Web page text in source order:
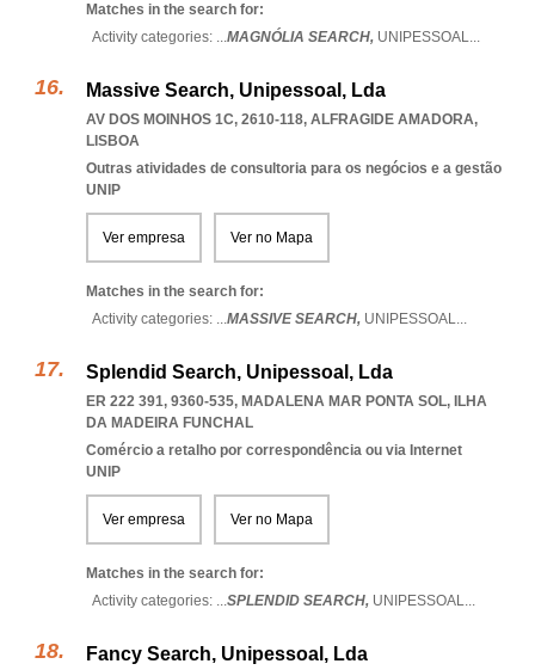
Matches in the search for:
Activity categories: ...MAGNÓLIA SEARCH, UNIPESSOAL...
Massive Search, Unipessoal, Lda
AV DOS MOINHOS 1C, 2610-118, ALFRAGIDE AMADORA,
LISBOA
Outras atividades de consultoria para os negócios e a gestão
UNIP
Ver empresa Ver no Mapa
Matches in the search for:
Activity categories: ...MASSIVE SEARCH, UNIPESSOAL...
Splendid Search, Unipessoal, Lda
ER 222 391, 9360-535, MADALENA MAR PONTA SOL, ILHA
DA MADEIRA FUNCHAL
Comércio a retalho por correspondência ou via Internet
UNIP
Ver empresa Ver no Mapa
Matches in the search for:
Activity categories: ...SPLENDID SEARCH, UNIPESSOAL...
Fancy Search, Unipessoal, Lda